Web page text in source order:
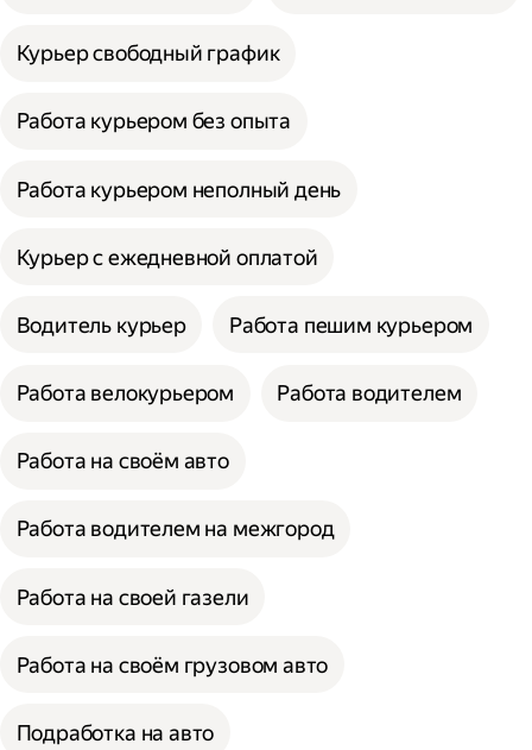
Курьер свободный график
Работа курьером без опыта
Работа курьером неполный день
Курьер с ежедневной оплатой
Водитель курьер Работа пешим курьером
Работа велокурьером Работа водителем
Работа на своём авто
Работа водителем на межгород
Работа на своей газели
Работа на своём грузовом авто
Подработка на авто